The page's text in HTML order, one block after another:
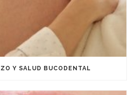
Y SALUD BUCODENTAL